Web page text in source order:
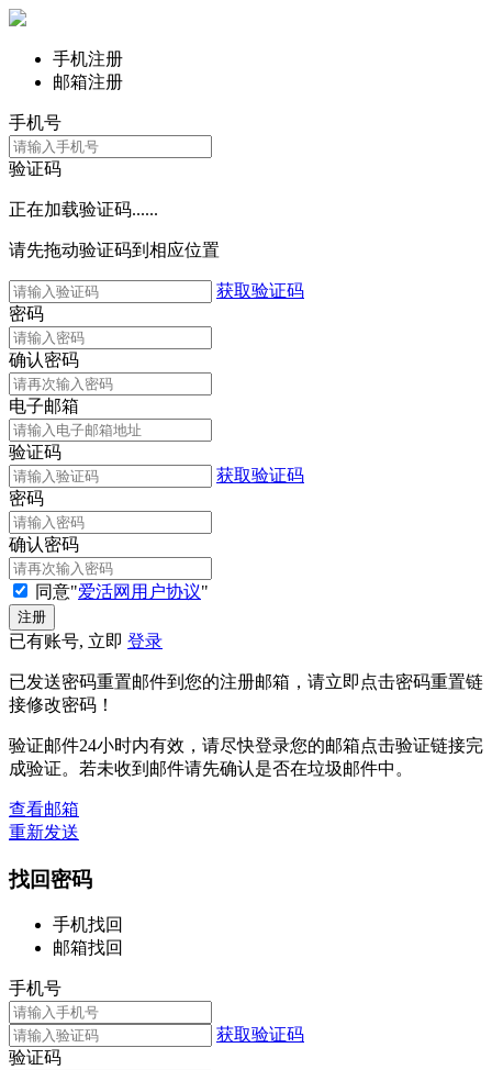
手机注册
邮箱注册
手机号
验证码
正在加载验证码......
请先拖动验证码到相应位置
获取验证码
密码
确认密码
电子邮箱
验证码
获取验证码
密码
确认密码
同意"爱活网用户协议"
已有账号, 立即 登录
已发送密码重置邮件到您的注册邮箱，请立即点击密码重置链
接修改密码！
验证邮件24小时内有效，请尽快登录您的邮箱点击验证链接完
成验证。若未收到邮件请先确认是否在垃圾邮件中。
查看邮箱
重新发送
找回密码
手机找回
邮箱找回
手机号
获取验证码
验证码